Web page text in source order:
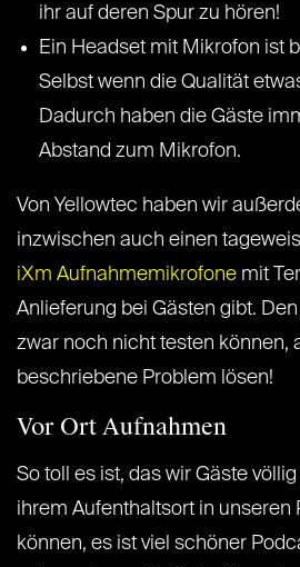
ihr auf deren Spur zu hören!
Ein Headset mit Mikrofon ist
Selbst wenn die Qualität
Dadurch haben die Gäste
Abstand zum Mikrofon.
Von Yellowtec haben wir
inzwischen auch einen
iXm Aufnahmemikrofone mit
Anlieferung bei Gästen gibt.
zwar noch nicht testen können,
beschriebene Problem lösen!
Vor Ort Aufnahmen
So toll es ist, das wir Gäste
ihrem Aufenthaltsort in unseren
können, es ist viel schöner